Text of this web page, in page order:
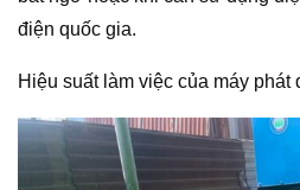
điện quốc gia.
Hiệu suất làm việc của máy phát